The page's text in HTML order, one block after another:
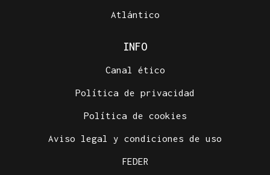
Atlántico
INFO
Canal ético
Política de privacidad
Política de cookies
Aviso legal y condiciones de uso
FEDER